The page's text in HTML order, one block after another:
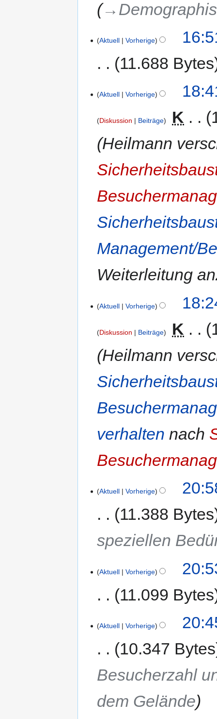
Aktuell Vorherige
11.688 Bytes
Aktuell Vorherige
Diskussion Beiträge K
Heilmann
Management/
Weiterleitung
Aktuell Vorherige
Diskussion Beiträge K
Heilmann
verhalten nach
Aktuell Vorherige
11.388 Bytes
speziellen
Aktuell Vorherige
11.099 Bytes
Aktuell Vorherige
10.347 Bytes
Besucherzahl
dem Gelände